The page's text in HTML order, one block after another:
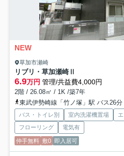
NEW
草加市瀬崎
リブリ・草加瀬崎Ⅱ
6.9万円 管理/共益費4,000円
2階 / 26.08㎡ / 1K /築7年
東武伊勢崎線「竹ノ塚」駅 バス26分 東
バス・トイレ別 室内洗濯機置場
フローリング
電気有
仲手無料 敷0 即入居可